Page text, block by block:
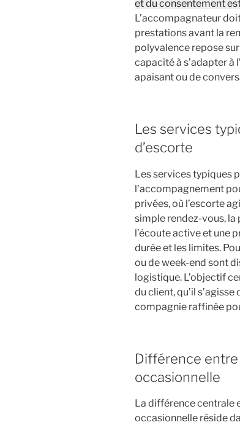
et du consentement
L’accompagnateur
prestations avant la
polyvalence repose
capacité à s’adapter à
apaisant ou de
Les services
d’escorte
Les services typiques
l’accompagnement
privées, où l’escorte
simple rendez-vous,
l’écoute active et une
durée et les limites.
ou de week-end sont
logistique. L’objectif
du client, qu’il s’agisse
compagnie raffinée
Différence
occasionnelle
La différence centrale
occasionnelle réside